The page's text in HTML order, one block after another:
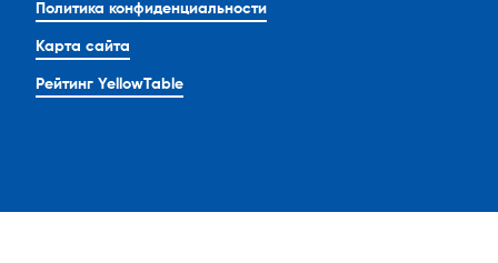
Политика конфиденциальности
Карта сайта
Рейтинг YellowTable